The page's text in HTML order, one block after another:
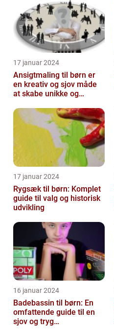
17 januar 2024
Ansigtmaling til børn er
en kreativ og sjov måde
at skabe unikke og
17 januar 2024
Rygsæk til børn: Komplet
guide til valg og historisk
udvikling
16 januar 2024
Badebassin til børn: En
omfattende guide til en
sjov og tryg